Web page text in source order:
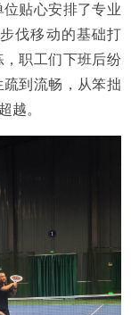
贴心安排了专业
伐移动的基础打
职工们下班后纷
到流畅，从笨拙
越。